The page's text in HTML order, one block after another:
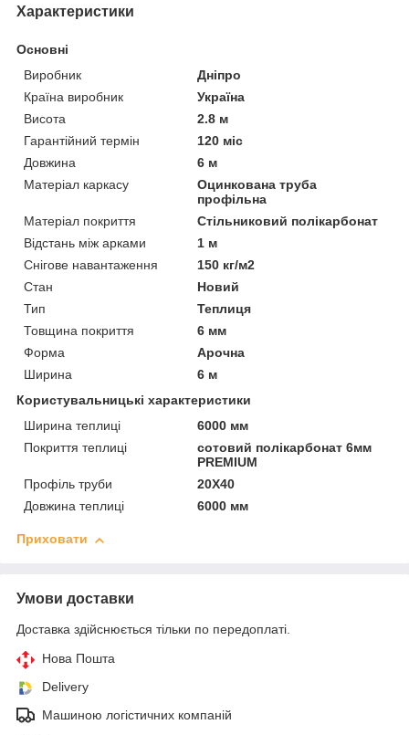
Характеристики
Основні
Виробник
Дніпро
Країна виробник
Україна
Висота
2.8 м
Гарантійний термін
120 міс
Довжина
6 м
Матеріал каркасу
Оцинкована труба
профільна
Матеріал покриття
Стільниковий полікарбонат
Відстань між арками
1 м
Снігове навантаження
150 кг/м2
Стан
Новий
Тип
Теплиця
Товщина покриття
6 мм
Форма
Арочна
Ширина
6 м
Користувальницькі характеристики
Ширина теплиці
6000 мм
Покриття теплиці
сотовий полікарбонат 6мм
PREMIUM
Профіль труби
20Х40
Довжина теплиці
6000 мм
Приховати
Умови доставки
Доставка здійснюється тільки по передоплаті.
Нова Пошта
Delivery
Машиною логістичних компаній